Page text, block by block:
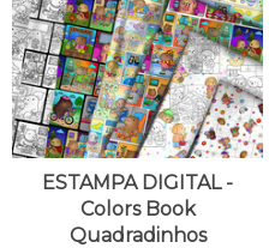
ESTAMPA DIGITAL -
Colors Book
Quadradinhos